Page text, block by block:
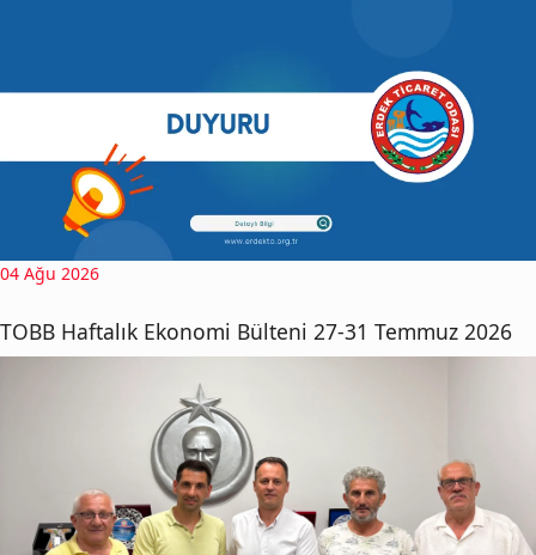
04 Ağu 2026
TOBB Haftalık Ekonomi Bülteni 27-31 Temmuz 2026